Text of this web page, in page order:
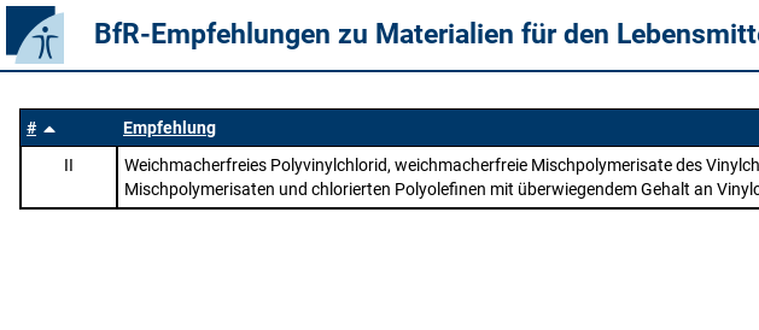
BfR-Empfehlungen zu Materialien für den
#
Empfehlung
II
Weichmacherfreies Polyvinylchlorid, weichmacherfreie Mischpolymerisate des
Mischpolymerisaten und chlorierten Polyolefinen mit überwiegendem Gehalt an